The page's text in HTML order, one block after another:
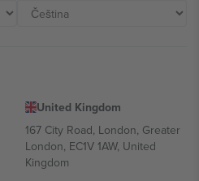
United Kingdom
167 City Road, London, Greater
London, EC1V 1AW, United
Kingdom